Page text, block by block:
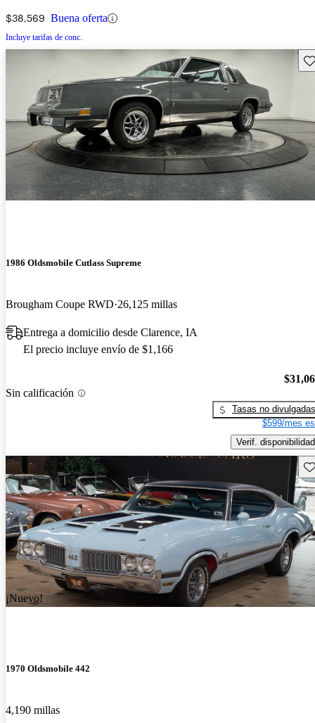
$38,569 Buena oferta
Incluye tarifas de conc.
1986 Oldsmobile Cutlass Supreme
Brougham Coupe RWD 26,125 millas
Entrega a domicilio desde Clarence, IA
El precio incluye envío de $1,166
Sin calificación
Tasas no divulgadas
$599/mes
Verif. disponibilidad
¡Nuevo!
1970 Oldsmobile 442
4,190 millas